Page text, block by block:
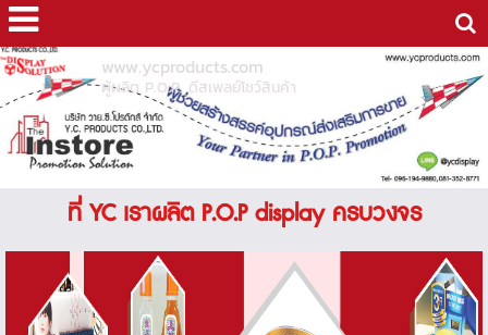
www.ycproducts.com
ผู้ผลิต P.O.P. ดีสเพลย์โชว์สินค้า
ที่ YC เราผลิต P.O.P display ครบวงจร